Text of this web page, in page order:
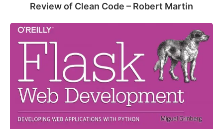
Review of Clean Code – Robert Martin
of
Flask
Web
Development
–
O’Reilly
book